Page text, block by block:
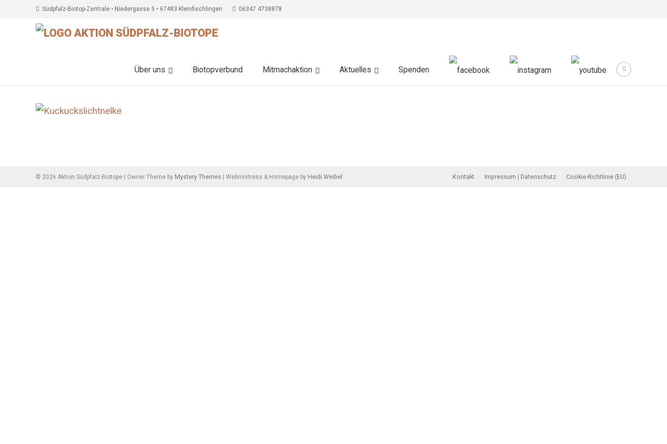
Südpfalz-Biotop-Zentrale • Niedergasse 5 • 67483 Kleinfischlingen 06347 4738878
Über uns Biotopverbund Mitmachaktion Aktuelles Spenden
© 2026 Aktion Südpfalz-Biotope Owner Theme by Mystery Themes Webmistress & Homepage by Heidi Weibel . Kontakt Impressum | Datenschutz Cookie-Richtlinie (EU)